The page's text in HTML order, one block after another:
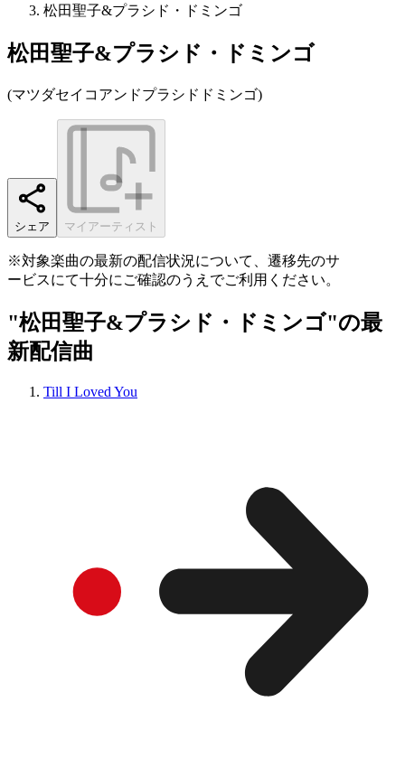
松田聖子&プラシド・ドミンゴ
松田聖子&プラシド・ドミンゴ
(マツダセイコアンドプラシドドミンゴ)
シェア マイアーティスト
※対象楽曲の最新の配信状況について、遷移先のサ
ービスにて十分にご確認のうえでご利用ください。
"松田聖子&プラシド・ドミンゴ"の最
新配信曲
Till I Loved You